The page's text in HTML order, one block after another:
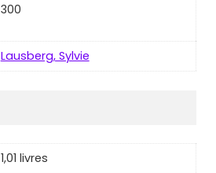
300
Lausberg, Sylvie
1,01 livres